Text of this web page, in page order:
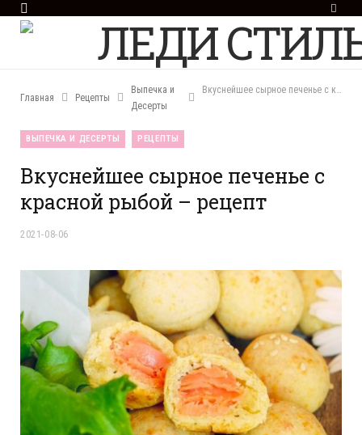
e
Главная Рецепты
Выпечка и
Десерты
Вкуснейшее сырное печенье с красной рыбой – рецепт
ВЫПЕЧКА И ДЕСЕРТЫ РЕЦЕПТЫ
Вкуснейшее сырное печенье с
красной рыбой – рецепт
2021-08-06